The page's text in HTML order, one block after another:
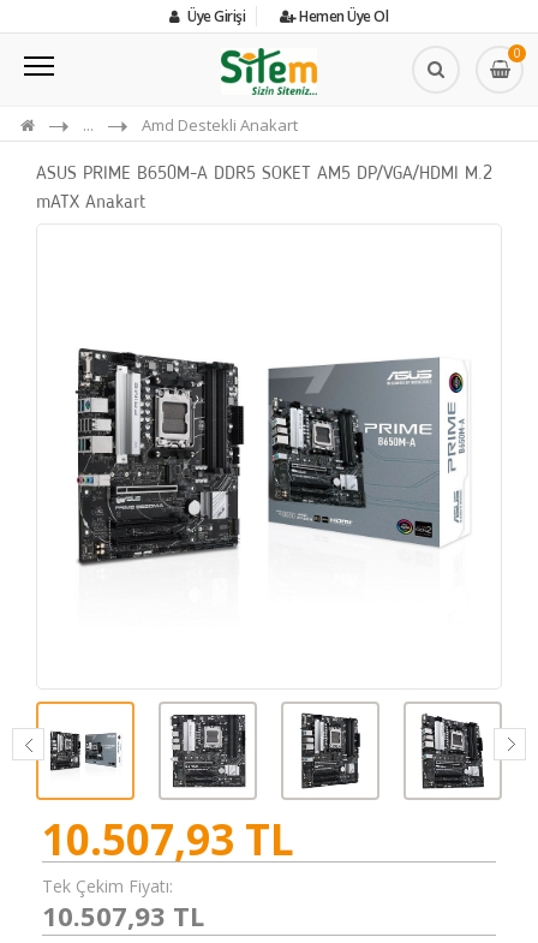
Üye Girişi Hemen Üye Ol
0
... Amd Destekli Anakart
ASUS PRIME B650M-A DDR5 SOKET AM5 DP/VGA/HDMI M.2
mATX Anakart
10.507,93 TL
Tek Çekim Fiyatı:
10.507,93 TL